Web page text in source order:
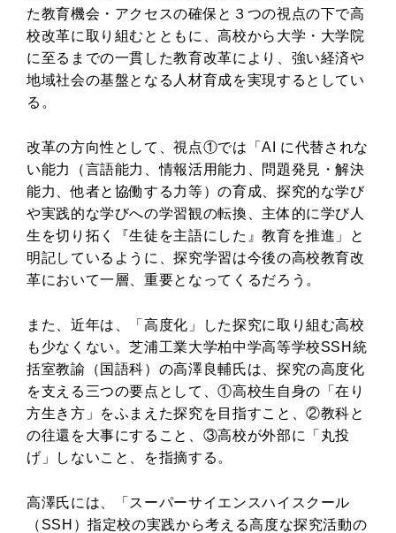
た教育機会・アクセスの確保と３つの視点の下で高
校改革に取り組むとともに、高校から大学・大学院
に至るまでの一貫した教育改革により、強い経済や
地域社会の基盤となる人材育成を実現するとしてい
る。
改革の方向性として、視点①では「AI に代替されな
い能力（言語能力、情報活用能力、問題発見・解決
能力、他者と協働する力等）の育成、探究的な学び
や実践的な学びへの学習観の転換、主体的に学び人
生を切り拓く『生徒を主語にした』教育を推進」と
明記しているように、探究学習は今後の高校教育改
革において一層、重要となってくるだろう。
また、近年は、「高度化」した探究に取り組む高校
も少なくない。芝浦工業大学柏中学高等学校SSH統
括室教諭（国語科）の高澤良輔氏は、探究の高度化
を支える三つの要点として、①高校生自身の「在り
方生き方」をふまえた探究を目指すこと、②教科と
の往還を大事にすること、③高校が外部に「丸投
げ」しないこと、を指摘する。
高澤氏には、「スーパーサイエンスハイスクール
（SSH）指定校の実践から考える高度な探究活動の